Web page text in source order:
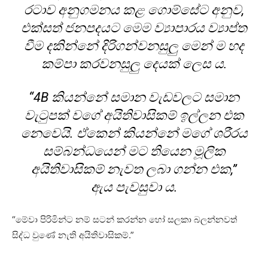
රටාව අනුගමනය කළ ගොම්සේට අනුව,
එක්සත් ජනපදයට මෙම ව්‍යාපාරය ව්‍යාප්ත
වීම දකින්නේ දිරිගන්වනසුලු මෙන් ම හද
කම්පා කරවනසුලු දෙයක් ලෙස ය.
“4B කියන්නේ සමාන වැඩවලට සමාන
වැටුපක් වගේ අයිතිවාසිකම් ඉල්ලන එක
නෙවෙයි. ඒකෙන් කියන්නේ මගේ ශරීරය
සම්බන්ධයෙන් මට තියෙන මූලික
අයිතිවාසිකම් නැවත ලබා ගන්න එක,”
ඇය පැවසුවා ය.
“මේවා පිරිමින්ට නම් සටන් කරන්න හෝ සලකා බලන්නවත්
සිද්ධ වුණේ නැති අයිතිවාසිකම්.”